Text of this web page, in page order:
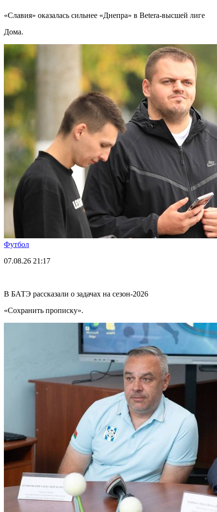
«Славия» оказалась сильнее «Днепра» в Betera-высшей лиге
Дома.
Футбол
07.08.26 21:17
В БАТЭ рассказали о задачах на сезон-2026
«Сохранить прописку».